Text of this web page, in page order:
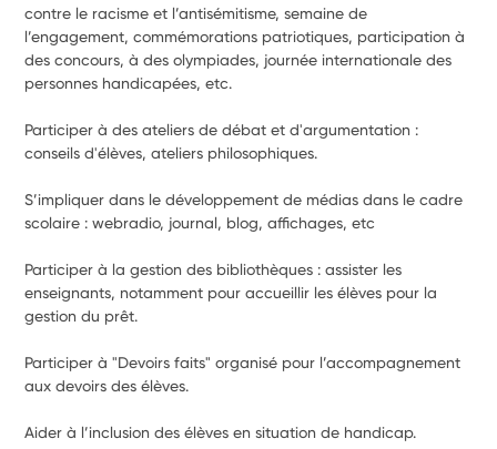
contre le racisme et l’antisémitisme, semaine de
l’engagement, commémorations patriotiques, participation à
des concours, à des olympiades, journée internationale des
personnes handicapées, etc.
Participer à des ateliers de débat et d'argumentation :
conseils d'élèves, ateliers philosophiques.
S’impliquer dans le développement de médias dans le cadre
scolaire : webradio, journal, blog, affichages, etc
Participer à la gestion des bibliothèques : assister les
enseignants, notamment pour accueillir les élèves pour la
gestion du prêt.
Participer à "Devoirs faits" organisé pour l’accompagnement
aux devoirs des élèves.
Aider à l’inclusion des élèves en situation de handicap.